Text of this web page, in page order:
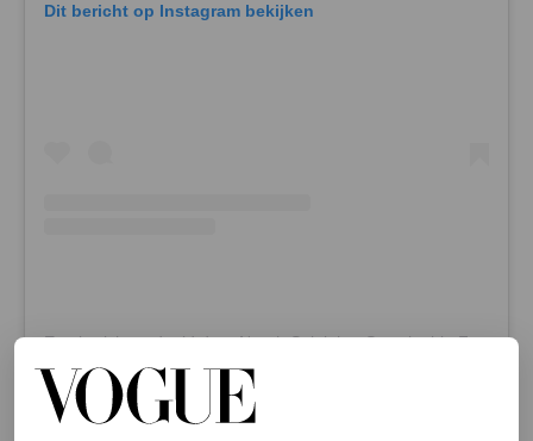
Dit bericht op Instagram bekijken
Een bericht gedeeld door Narah Soleigh – Sustainable Fashion (@narah.soleigh)